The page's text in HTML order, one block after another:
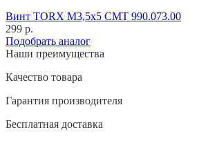
Винт TORX M3,5x5 CMT 990.073.00
299 р.
Подобрать аналог
Наши преимущества
Качество товара
Гарантия производителя
Бесплатная доставка